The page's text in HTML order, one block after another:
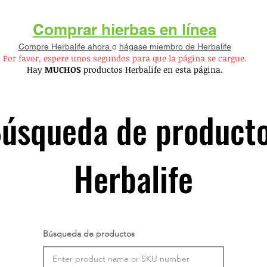
Comprar hierbas en línea
Compre Herbalife ahora o hágase miembro de Herbalife
Por favor, espere unos segundos para que la página se cargue.
Hay MUCHOS productos Herbalife en esta página.
de
Herbalife
Búsqueda de productos